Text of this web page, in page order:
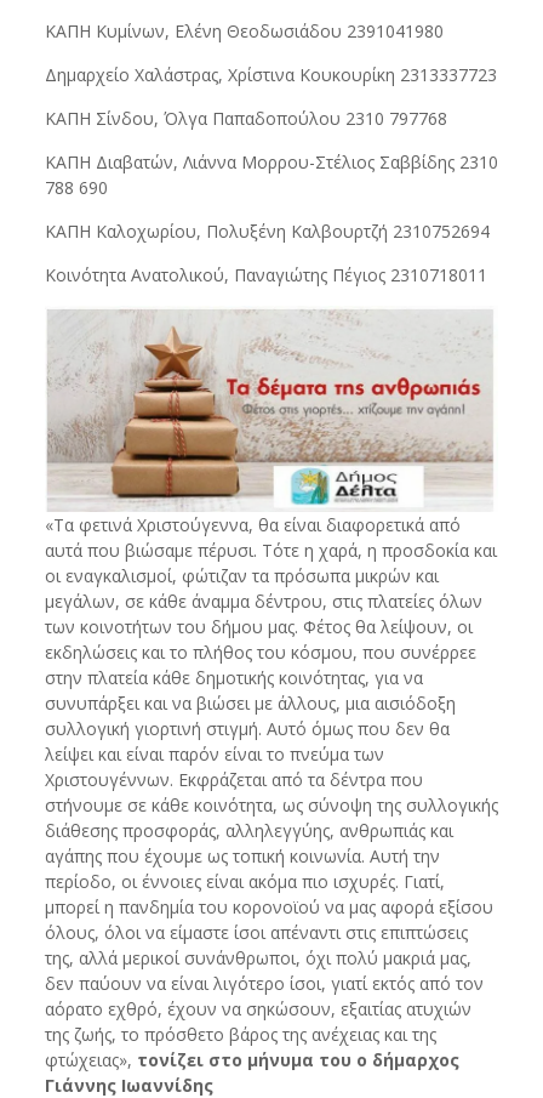
ΚΑΠΗ Κυμίνων, Ελένη Θεοδωσιάδου 2391041980
Δημαρχείο Χαλάστρας, Χρίστινα Κουκουρίκη 2313337723
ΚΑΠΗ Σίνδου, Όλγα Παπαδοπούλου 2310 797768
ΚΑΠΗ Διαβατών, Λιάννα Μορρου-Στέλιος Σαββίδης 2310
788 690
ΚΑΠΗ Καλοχωρίου, Πολυξένη Καλβουρτζή 2310752694
Κοινότητα Ανατολικού, Παναγιώτης Πέγιος 2310718011
«Τα φετινά Χριστούγεννα, θα είναι διαφορετικά από
αυτά που βιώσαμε πέρυσι. Τότε η χαρά, η προσδοκία και
οι εναγκαλισμοί, φώτιζαν τα πρόσωπα μικρών και
μεγάλων, σε κάθε άναμμα δέντρου, στις πλατείες όλων
των κοινοτήτων του δήμου μας. Φέτος θα λείψουν, οι
εκδηλώσεις και το πλήθος του κόσμου, που συνέρρεε
στην πλατεία κάθε δημοτικής κοινότητας, για να
συνυπάρξει και να βιώσει με άλλους, μια αισιόδοξη
συλλογική γιορτινή στιγμή. Αυτό όμως που δεν θα
λείψει και είναι παρόν είναι το πνεύμα των
Χριστουγέννων. Εκφράζεται από τα δέντρα που
στήνουμε σε κάθε κοινότητα, ως σύνοψη της συλλογικής
διάθεσης προσφοράς, αλληλεγγύης, ανθρωπιάς και
αγάπης που έχουμε ως τοπική κοινωνία. Αυτή την
περίοδο, οι έννοιες είναι ακόμα πιο ισχυρές. Γιατί,
μπορεί η πανδημία του κορονοϊού να μας αφορά εξίσου
όλους, όλοι να είμαστε ίσοι απέναντι στις επιπτώσεις
της, αλλά μερικοί συνάνθρωποι, όχι πολύ μακριά μας,
δεν παύουν να είναι λιγότερο ίσοι, γιατί εκτός από τον
αόρατο εχθρό, έχουν να σηκώσουν, εξαιτίας ατυχιών
της ζωής, το πρόσθετο βάρος της ανέχειας και της
φτώχειας», τονίζει στο μήνυμα του ο δήμαρχος
Γιάννης Ιωαννίδης